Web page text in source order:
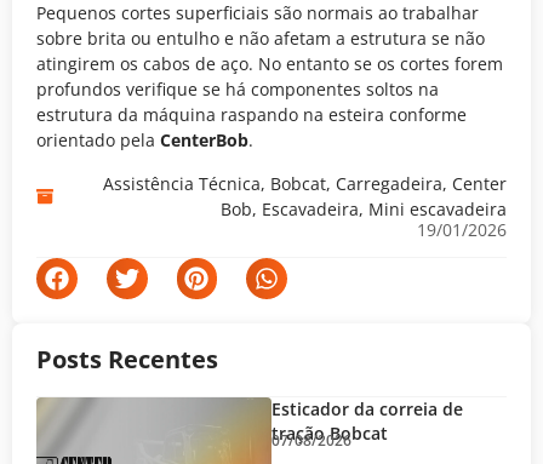
Pequenos cortes superficiais são normais ao trabalhar
sobre brita ou entulho e não afetam a estrutura se não
atingirem os cabos de aço. No entanto se os cortes forem
profundos verifique se há componentes soltos na
estrutura da máquina raspando na esteira conforme
orientado pela CenterBob.
Assistência Técnica, Bobcat, Carregadeira, Center
Bob, Escavadeira, Mini escavadeira
19/01/2026
Posts Recentes
Esticador da correia de
tração Bobcat
07/08/2026